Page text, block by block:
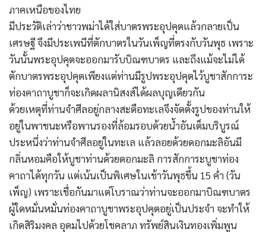
ภาคเหนือของไทย
มีประวัติเล่าว่าชาวพม่าได้ใส่บาตรพระอุปคุตแล้วกลายเป็น
เศรษฐี จึงมีประเพนีที่ตักบาตรในวันเพ็ญที่ตรงกับวันพุธ เพราะ
วันนั้นพระอุปคุตจะออกมารับบิณฑบาตร และถึงแม้จะไม่ได้
ตักบาตรพระอุปคุตเพียงแต่ท่านมีรูปพระอุปคุตไว้บูชาสักการะ
ท่องคาถาบูชาก็จะเกิดผลานิสงส์ได้ผลบุญเดียวกัน
ด้วยเหตุที่ท่านจำศีลอยู่กลางสะดือทะเลจึงจัดตั้งรูปของท่านให้
อยู่ในพาชนะหรือพานรองที่ล้อมรอบด้วยน้ำอันเต็มบริบูรณ์
ประหนึ่งว่าท่านจำศีลอยู่ในทะเล แล้วลอยด้วยดอกมะลิอันมี
กลิ่นหอมคือให้บูชาท่านด้วยดอกมะลิ การสักการะบูชาท่อง
คาถาได้ทุกวัน แต่เน้นเป็นพิเศษในเช้าวันพุธขึ้น 15 ค่ำ (วัน
เพ็ญ) เพราะเชื่อกันมาแต่โบราณว่าท่านจะออกมาบิณฑบาตร
ผู้ใดหมั่นหมั่นท่องคาถาบูชาพระอุปคุตอยู่เป็นประจำ จะทำให้
เกิดสิริมงคล อุดมไปด้วยโชคลาภ ทรัพย์สินเงินทองเพิ่มพูน